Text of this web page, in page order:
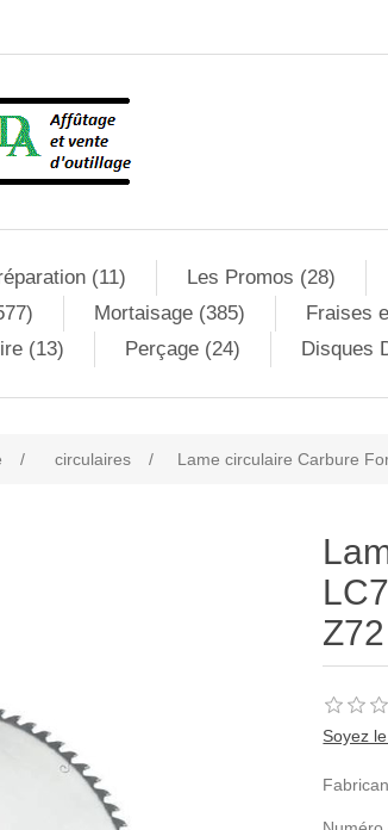
(11) Les Promos (28)
Mortaisage (385) Fraises
(13)
Perçage (24) Disques
/ circulaires / Lame circulaire Carbure
Z72
Soyez